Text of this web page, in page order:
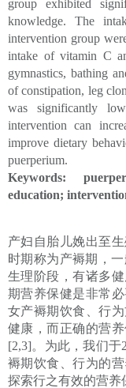
group exhibited
knowledge. The
intervention group
intake of vitamin C
gymnastics, bathing
of constipation, leg
was significantly
intervention can
improve dietary
puerperium.
Keywords:
education;
产妇自胎儿娩出至
时期称为产褥期，
生理阶段，有诸多
期营养保健是非常
女产褥期饮食、行
健康，而正确的营
[2,3]。为此，我们于
褥期饮食、行为的
探索行之有效的营养